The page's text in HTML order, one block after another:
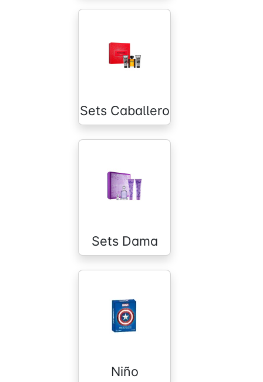
Sets Caballero
Sets Dama
Niño